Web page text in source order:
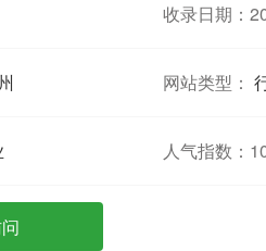
收录日期：
网站类型：
人气指数：